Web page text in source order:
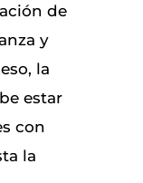
de
y
la
estar
con
la